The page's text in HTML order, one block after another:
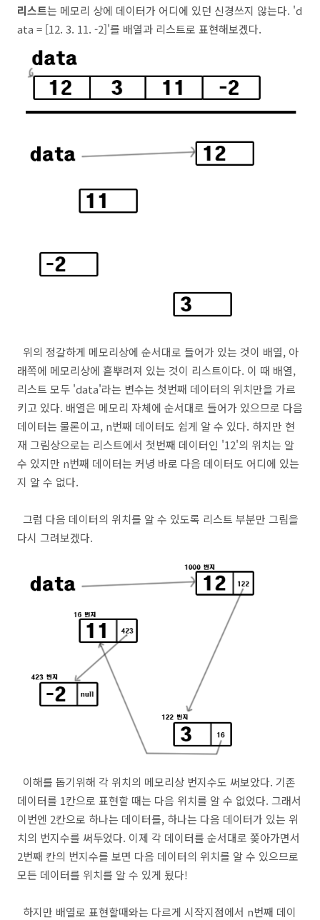
리스트는 메모리 상에 데이터가 어디에 있던 신경쓰지 않는다. 'd
ata = [12. 3. 11. -2]'를 배열과 리스트로 표현해보겠다.
위의 정갈하게 메모리상에 순서대로 들어가 있는 것이 배열, 아
래쪽에 메모리상에 흩뿌려져 있는 것이 리스트이다. 이 때 배열,
리스트 모두 'data'라는 변수는 첫번째 데이터의 위치만을 가르
키고 있다. 배열은 메모리 자체에 순서대로 들어가 있으므로 다음
데이터는 물론이고, n번째 데이터도 쉽게 알 수 있다. 하지만 현
재 그림상으로는 리스트에서 첫번째 데이터인 '12'의 위치는 알
수 있지만 n번째 데이터는 커녕 바로 다음 데이터도 어디에 있는
지 알 수 없다.
그럼 다음 데이터의 위치를 알 수 있도록 리스트 부분만 그림을
다시 그려보겠다.
이해를 돕기위해 각 위치의 메모리상 번지수도 써보았다. 기존
데이터를 1칸으로 표현할 때는 다음 위치를 알 수 없었다. 그래서
이번엔 2칸으로 하나는 데이터를, 하나는 다음 데이터가 있는 위
치의 번지수를 써두었다. 이제 각 데이터를 순서대로 쫒아가면서
2번째 칸의 번지수를 보면 다음 데이터의 위치를 알 수 있으므로
모든 데이터를 위치를 알 수 있게 됬다!
하지만 배열로 표현할때와는 다르게 시작지점에서 n번째 데이